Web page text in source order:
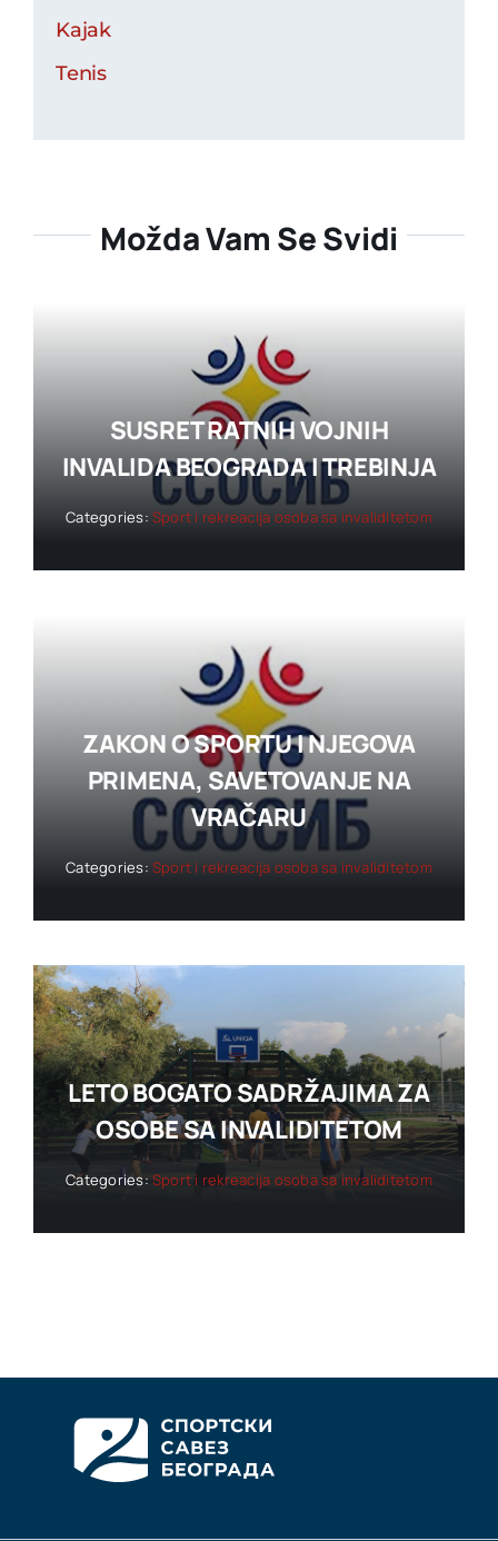
Kajak
Tenis
Možda Vam Se Svidi
SUSRET RATNIH VOJNIH
INVALIDA BEOGRADA I TREBINJA
Categories:Sport i rekreacija osoba sa invaliditetom
ZAKON O SPORTU I NJEGOVA
PRIMENA, SAVETOVANJE NA
VRAČARU
Categories:Sport i rekreacija osoba sa invaliditetom
LETO BOGATO SADRŽAJIMA ZA
OSOBE SA INVALIDITETOM
Categories:Sport i rekreacija osoba sa invaliditetom